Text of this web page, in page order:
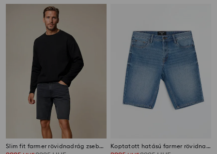
Slim fit farmer rövidnadrág zsebekkel Koptatott hatású farmer rövidnadrág